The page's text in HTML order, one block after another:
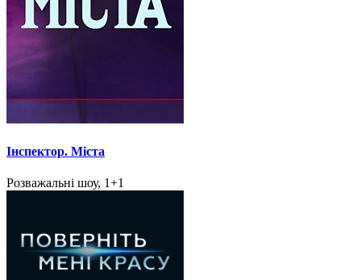
Інспектор. Міста
Розважальні шоу, 1+1